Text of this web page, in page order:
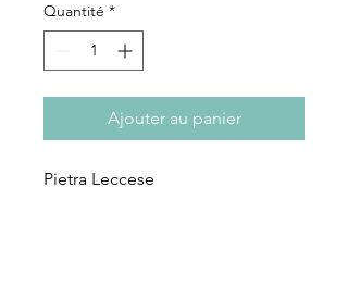
Quantité *
Ajouter au panier
Pietra Leccese